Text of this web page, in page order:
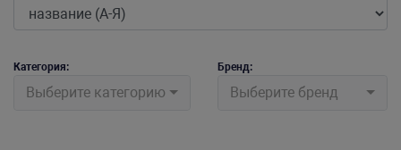
Категория:
Выберите категорию
Бренд:
Выберите бренд